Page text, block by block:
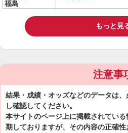
福島
もっと見
注意事
結果・成績・オッズなどのデータは
し確認してください。
本サイトのページ上に掲載されてい
期しておりますが、その内容の正確